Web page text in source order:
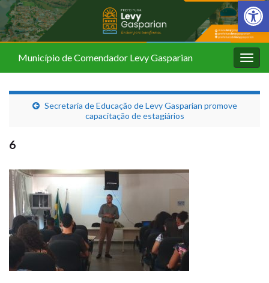
Barra de
Município de Comendador Levy Gasparian
Secretaria de Educação de Levy Gasparian promove
capacitação de estagiários
6